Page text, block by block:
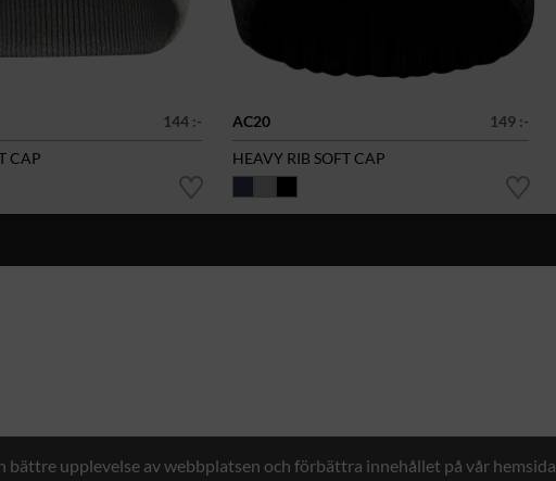
144 :-
CAP
AC20
149 :-
HEAVY RIB SOFT CAP
upplevelse av webbplatsen och förbättra innehållet på vår